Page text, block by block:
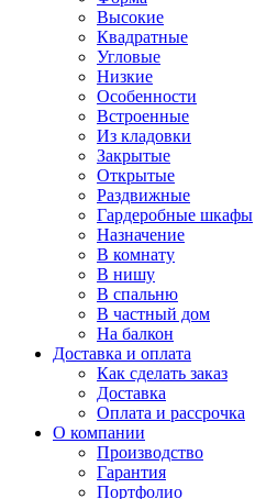
Высокие
Квадратные
Угловые
Низкие
Особенности
Встроенные
Из кладовки
Закрытые
Открытые
Раздвижные
Гардеробные шкафы
Назначение
В комнату
В нишу
В спальню
В частный дом
На балкон
Доставка и оплата
Как сделать заказ
Доставка
Оплата и рассрочка
О компании
Производство
Гарантия
Портфолио